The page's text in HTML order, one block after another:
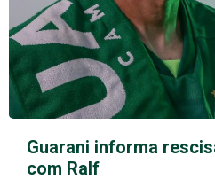
Guarani informa
com Ralf